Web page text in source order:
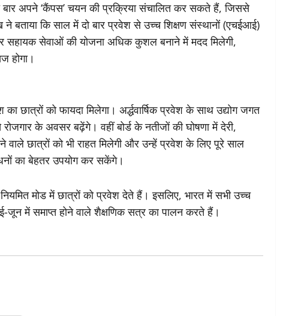
बार अपने ‘कैंपस’ चयन की प्रक्रिया संचालित कर सकते हैं, जिससे
बताया कि साल में दो बार प्रवेश से उच्च शिक्षण संस्थानों (एचईआई)
सहायक सेवाओं की योजना अधिक कुशल बनाने में मदद मिलेगी,
होगा।
छात्रों को फायदा मिलेगा। अर्द्धवार्षिक प्रवेश के साथ उद्योग जगत
के अवसर बढ़ेंगे। वहीं बोर्ड के नतीजों की घोषणा में देरी,
छात्रों को भी राहत मिलेगी और उन्हें प्रवेश के लिए पूरे साल
का बेहतर उपयोग कर सकेंगे।
मोड में छात्रों को प्रवेश देते हैं। इसलिए, भारत में सभी उच्च
में समाप्त होने वाले शैक्षणिक सत्र का पालन करते हैं।